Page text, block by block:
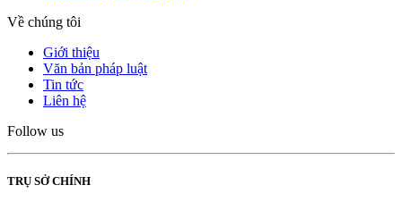
Về chúng tôi
Giới thiệu
Văn bản pháp luật
Tin tức
Liên hệ
Follow us
TRỤ SỞ CHÍNH